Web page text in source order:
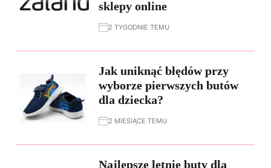
sklepy online
2 TYGODNIE TEMU
Jak uniknąć błędów przy
wyborze pierwszych butów
dla dziecka?
2 MIESIĄCE TEMU
Najlepsze letnie buty dla